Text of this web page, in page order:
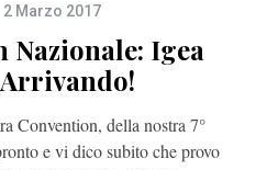
2 Marzo 2017
Nazionale: Igea
Convention, della nostra 7°
e vi dico subito che provo